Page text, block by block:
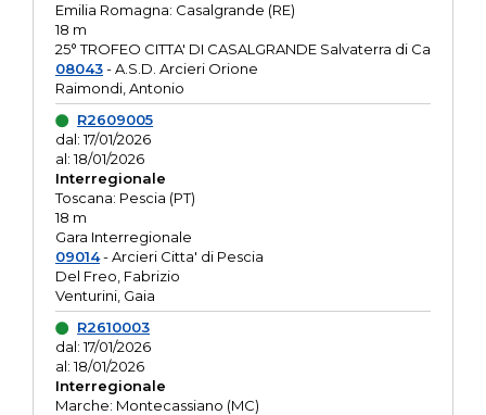
Emilia Romagna: Casalgrande (RE)
18 m
25° TROFEO CITTA' DI CASALGRANDE Salvaterra di Ca
08043- A.S.D. Arcieri Orione
Raimondi, Antonio
R2609005
dal: 17/01/2026
al: 18/01/2026
Interregionale
Toscana: Pescia (PT)
18 m
Gara Interregionale
09014- Arcieri Citta' di Pescia
Del Freo, Fabrizio
Venturini, Gaia
R2610003
dal: 17/01/2026
al: 18/01/2026
Interregionale
Marche: Montecassiano (MC)